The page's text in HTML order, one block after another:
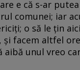
e că s-ar
comunei; iar
o să le țin
și facem altfel
unul vreo